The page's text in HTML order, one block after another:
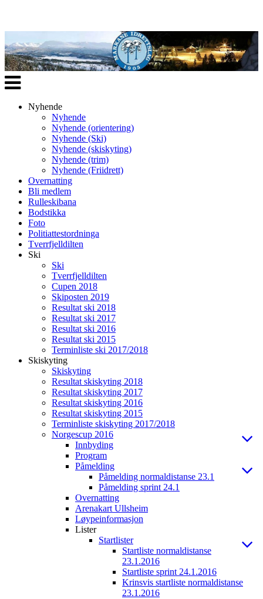
Veksle
navigasjon
Nyhende
Nyhende
Nyhende (orientering)
Nyhende (Ski)
Nyhende (skiskyting)
Nyhende (trim)
Nyhende (Friidrett)
Overnatting
Bli medlem
Rulleskibana
Bodstikka
Foto
Politiattestordninga
Tverrfjelldilten
Ski
Ski
Tverrfjelldilten
Cupen 2018
Skiposten 2019
Resultat ski 2018
Resultat ski 2017
Resultat ski 2016
Resultat ski 2015
Terminliste ski 2017/2018
Skiskyting
Skiskyting
Resultat skiskyting 2018
Resultat skiskyting 2017
Resultat skiskyting 2016
Resultat skiskyting 2015
Terminliste skiskyting 2017/2018
Norgescup 2016
Innbyding
Program
Påmelding
Påmelding normaldistanse 23.1
Påmelding sprint 24.1
Overnatting
Arenakart Ullsheim
Løypeinformasjon
Lister
Startlister
Startliste normaldistanse
23.1.2016
Startliste sprint 24.1.2016
Krinsvis startliste normaldistanse
23.1.2016